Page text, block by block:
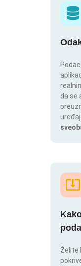
da se
uređaj.
Želite